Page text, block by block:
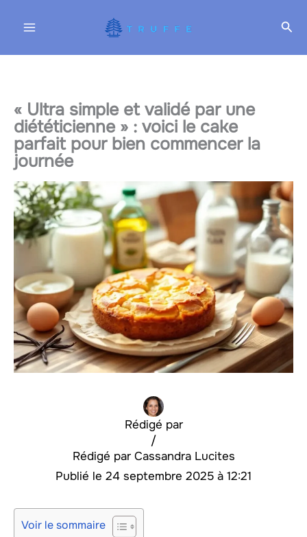
« Ultra simple et validé par une
diététicienne » : voici le cake
parfait pour bien commencer la
journée
Rédigé par
Cassandra Lucites
/
24 septembre 2025 à 12:21
Voir le sommaire